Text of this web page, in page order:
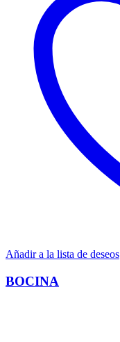
Añadir a la lista de deseos
BOCINA